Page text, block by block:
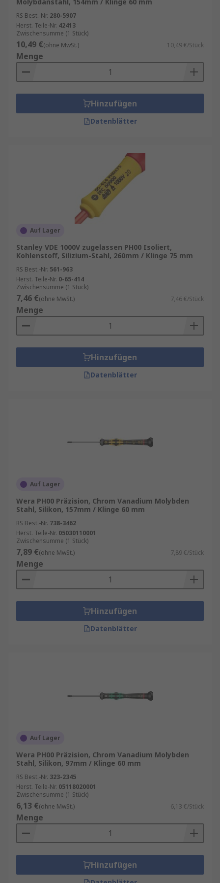
eine langfristige Nutzung gewährleistet.
Ergonomisches Design: Der rutschfeste Griff
sorgt für eine komfortable Handhabung
und minimiert das Risiko von
Ermüdungserscheinungen.
Einfache Identifizierung: Oftmals sind die
ph00 Schraubendreher farblich markiert
oder mit einer Größenangabe versehen,
was die schnelle Identifizierung in
Werkzeugkästen oder Sets erleichtert.
RS Best.-Nr. 280-5907
Herst. Teile-Nr. 42413
Zwischensumme (1 Stück)
10,49 €(ohne MwSt.) 10,49 €/Stück
Menge
Hinzufügen
Datenblätter
Auf Lager
Stanley VDE 1000V zugelassen PH00 Isoliert,
Kohlenstoff, Silizium-Stahl, 260mm / Klinge 75 mm
RS Best.-Nr. 561-963
Herst. Teile-Nr. 0-65-414
Zwischensumme (1 Stück)
7,46 €(ohne MwSt.) 7,46 €/Stück
Menge
Hinzufügen
Datenblätter
Auf Lager
Wera PH00 Präzision, Chrom Vanadium Molybden
Stahl, Silikon, 157mm / Klinge 60 mm
RS Best.-Nr. 738-3462
Herst. Teile-Nr. 05030110001
Zwischensumme (1 Stück)
7,89 €(ohne MwSt.) 7,89 €/Stück
Menge
Hinzufügen
Datenblätter
Auf Lager
Wera PH00 Präzision, Chrom Vanadium Molybden
Stahl, Silikon, 97mm / Klinge 60 mm
RS Best.-Nr. 323-2345
Herst. Teile-Nr. 05118020001
Zwischensumme (1 Stück)
6,13 €(ohne MwSt.) 6,13 €/Stück
Menge
Hinzufügen